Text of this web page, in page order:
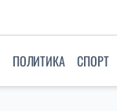
ПОЛИТИКА СПОРТ